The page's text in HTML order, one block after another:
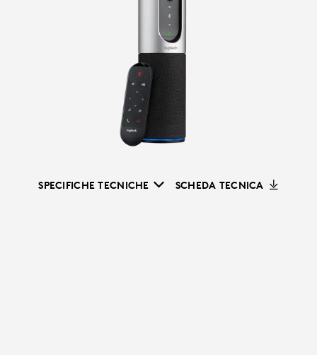
SPECIFICHE TECNICHE SCHEDA TECNICA